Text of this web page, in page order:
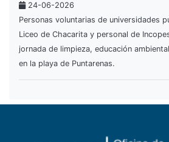
24-06-2026
Personas voluntarias de universidades
Liceo de Chacarita y personal de
jornada de limpieza, educación
en la playa de Puntarenas.